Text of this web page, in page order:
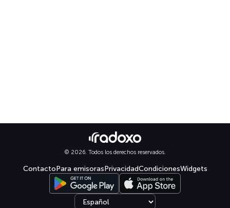
© 2026. Todos los derechos reservados.
ContactoPara emisorasPrivacidadCondicionesWidgets
Select language